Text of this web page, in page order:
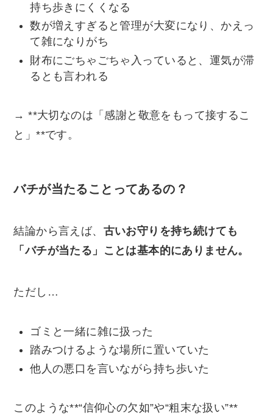
持ち歩きにくくなる
数が増えすぎると管理が大変になり、かえっ
て雑になりがち
財布にごちゃごちゃ入っていると、運気が滞
るとも言われる
→ **大切なのは「感謝と敬意をもって接するこ
と」**です。
バチが当たることってあるの？
結論から言えば、 古いお守りを持ち続けても
「バチが当たる」ことは基本的にありません。
ただし…
ゴミと一緒に雑に扱った
踏みつけるような場所に置いていた
他人の悪口を言いながら持ち歩いた
このような**“信仰心の欠如”や“粗末な扱い”**